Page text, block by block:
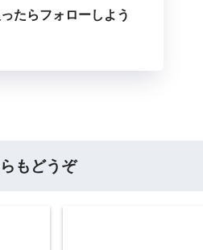
たらフォローしよう
もどうぞ